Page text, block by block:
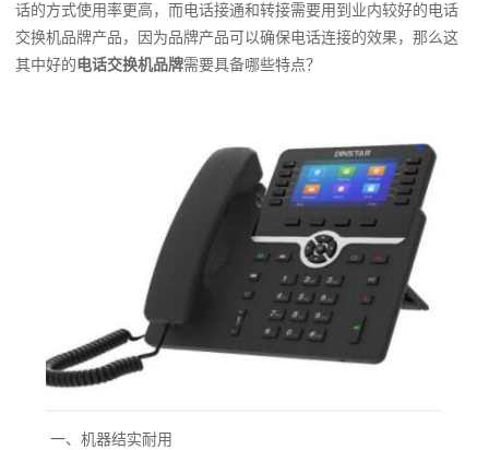
话的方式使用率更高，而电话接通和转接需要用到业内较好的电话
交换机品牌产品，因为品牌产品可以确保电话连接的效果，那么这
其中好的电话交换机品牌需要具备哪些特点？
一、机器结实耐用